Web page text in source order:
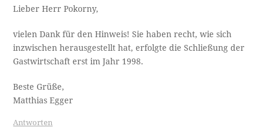
Lieber Herr Pokorny,
vielen Dank für den Hinweis! Sie haben recht, wie sich
inzwischen herausgestellt hat, erfolgte die Schließung der
Gastwirtschaft erst im Jahr 1998.
Beste Grüße,
Matthias Egger
Antworten